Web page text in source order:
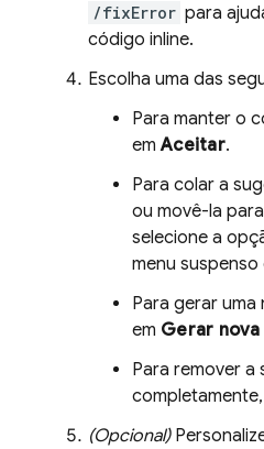
/fixError para
código inline.
Escolha uma das
Para manter o
emAceitar.
Para colar a
ou movê-la
selecione a
menu
Para gerar
em Gerar
Para remover a
(Opcional)